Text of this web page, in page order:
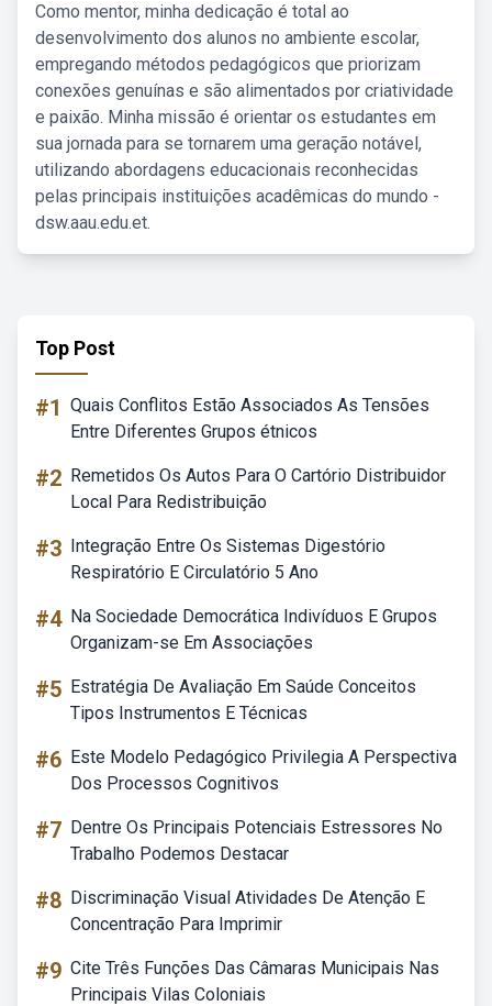
Como mentor, minha dedicação é total ao
desenvolvimento dos alunos no ambiente escolar,
empregando métodos pedagógicos que priorizam
conexões genuínas e são alimentados por criatividade
e paixão. Minha missão é orientar os estudantes em
sua jornada para se tornarem uma geração notável,
utilizando abordagens educacionais reconhecidas
pelas principais instituições acadêmicas do mundo -
dsw.aau.edu.et.
Top Post
#1 Quais Conflitos Estão Associados As Tensões
Entre Diferentes Grupos étnicos
#2 Remetidos Os Autos Para O Cartório Distribuidor
Local Para Redistribuição
#3 Integração Entre Os Sistemas Digestório
Respiratório E Circulatório 5 Ano
#4 Na Sociedade Democrática Indivíduos E Grupos
Organizam-se Em Associações
#5 Estratégia De Avaliação Em Saúde Conceitos
Tipos Instrumentos E Técnicas
#6 Este Modelo Pedagógico Privilegia A Perspectiva
Dos Processos Cognitivos
#7 Dentre Os Principais Potenciais Estressores No
Trabalho Podemos Destacar
#8 Discriminação Visual Atividades De Atenção E
Concentração Para Imprimir
#9 Cite Três Funções Das Câmaras Municipais Nas
Principais Vilas Coloniais